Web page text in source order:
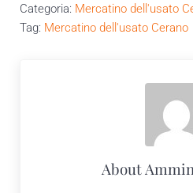
Categoria: Mercatino dell'usato
Tag: Mercatino dell'usato Cerano
About